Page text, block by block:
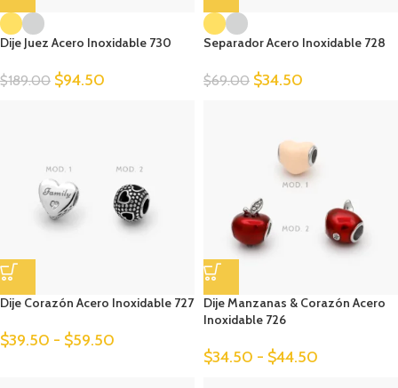
Dije Juez Acero Inoxidable 730
$189.00 $94.50
Separador Acero Inoxidable 728
$69.00 $34.50
Dije Corazón Acero Inoxidable 727
$39.50 - $59.50
Dije Manzanas & Corazón Acero
Inoxidable 726
$34.50 - $44.50